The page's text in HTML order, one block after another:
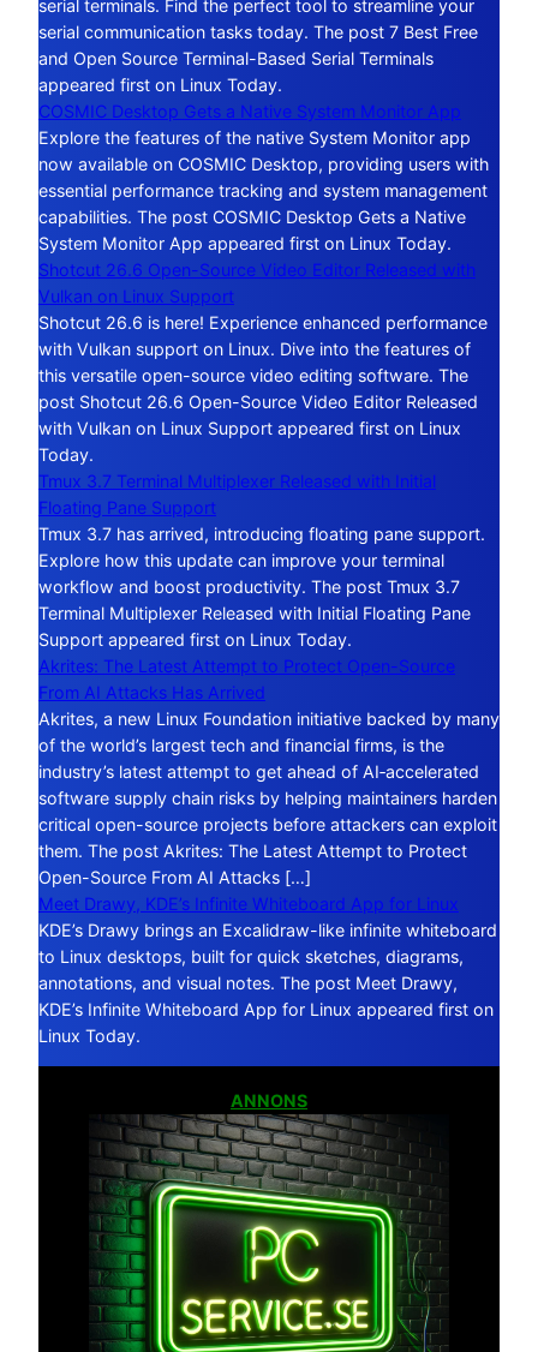
serial terminals. Find the perfect tool to streamline your
serial communication tasks today. The post 7 Best Free
and Open Source Terminal-Based Serial Terminals
appeared first on Linux Today.
COSMIC Desktop Gets a Native System Monitor App
Explore the features of the native System Monitor app
now available on COSMIC Desktop, providing users with
essential performance tracking and system management
capabilities. The post COSMIC Desktop Gets a Native
System Monitor App appeared first on Linux Today.
Shotcut 26.6 Open-Source Video Editor Released with
Vulkan on Linux Support
Shotcut 26.6 is here! Experience enhanced performance
with Vulkan support on Linux. Dive into the features of
this versatile open-source video editing software. The
post Shotcut 26.6 Open-Source Video Editor Released
with Vulkan on Linux Support appeared first on Linux
Today.
Tmux 3.7 Terminal Multiplexer Released with Initial
Floating Pane Support
Tmux 3.7 has arrived, introducing floating pane support.
Explore how this update can improve your terminal
workflow and boost productivity. The post Tmux 3.7
Terminal Multiplexer Released with Initial Floating Pane
Support appeared first on Linux Today.
Akrites: The Latest Attempt to Protect Open-Source
From AI Attacks Has Arrived
Akrites, a new Linux Foundation initiative backed by many
of the world’s largest tech and financial firms, is the
industry’s latest attempt to get ahead of AI‑accelerated
software supply chain risks by helping maintainers harden
critical open-source projects before attackers can exploit
them. The post Akrites: The Latest Attempt to Protect
Open-Source From AI Attacks […]
Meet Drawy, KDE’s Infinite Whiteboard App for Linux
KDE’s Drawy brings an Excalidraw-like infinite whiteboard
to Linux desktops, built for quick sketches, diagrams,
annotations, and visual notes. The post Meet Drawy,
KDE’s Infinite Whiteboard App for Linux appeared first on
Linux Today.
ANNONS